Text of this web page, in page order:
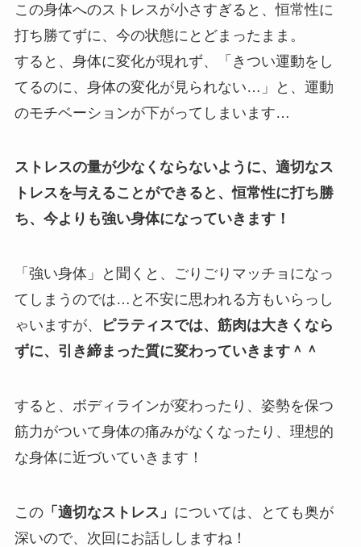
この身体へのストレスが小さすぎると、恒常性に
打ち勝てずに、今の状態にとどまったまま。
すると、身体に変化が現れず、「きつい運動をし
てるのに、身体の変化が見られない…」と、運動
のモチベーションが下がってしまいます…
ストレスの量が少なくならないように、適切なス
トレスを与えることができると、恒常性に打ち勝
ち、今よりも強い身体になっていきます！
「強い身体」と聞くと、ごりごりマッチョになっ
てしまうのでは…と不安に思われる方もいらっし
ゃいますが、
ピラティスでは、筋肉は大きくなら
ずに、引き締まった質に変わっていきます＾＾
すると、ボディラインが変わったり、姿勢を保つ
筋力がついて身体の痛みがなくなったり、理想的
な身体に近づいていきます！
この「適切なストレス」 については、とても奥が
深いので、次回にお話ししますね！